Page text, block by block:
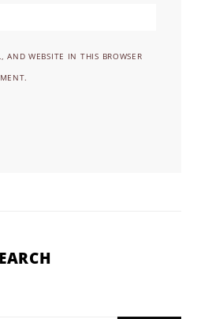
AND WEBSITE IN THIS BROWSER